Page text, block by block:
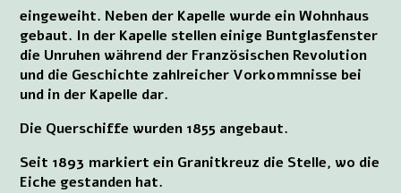
eingeweiht. Neben der Kapelle wurde ein Wohnhaus
gebaut. In der Kapelle stellen einige Buntglasfenster
die Unruhen während der Französischen Revolution
und die Geschichte zahlreicher Vorkommnisse bei
und in der Kapelle dar.
Die Querschiffe wurden 1855 angebaut.
Seit 1893 markiert ein Granitkreuz die Stelle, wo die
Eiche gestanden hat.